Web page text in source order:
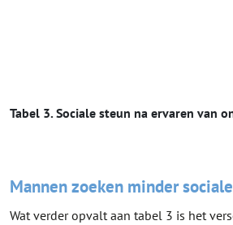
Tabel 3. Sociale steun na ervaren van
Mannen zoeken minder
Wat verder opvalt aan tabel 3 is het